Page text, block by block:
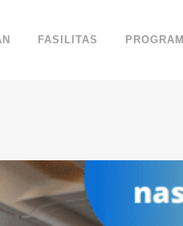
FASILITAS PROGRAM